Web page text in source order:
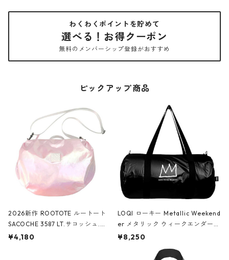
わくわくポイントを貯めて
選べる！お得クーポン
無料のメンバーシップ登録がおすすめ
ピックアップ商品
2026新作 ROOTOTE ルートート
SACOCHE 3587 LT.サコッシュ.ル
ミエ-B ショルダーバッグ グロスピ
¥4,180
LOQI ローキー Metallic Weekend
er メタリック ウィークエンダー
ボストンバッグ ショルダーバッグ
Black ジャン=ミッシェル・バスキ
¥8,250